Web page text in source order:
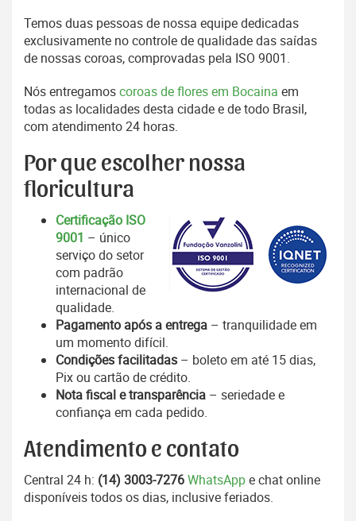
Temos duas pessoas de nossa equipe dedicadas
exclusivamente no controle de qualidade das saídas
de nossas coroas, comprovadas pela ISO 9001.
Nós entregamoscoroas de flores em Bocaina em
todas as localidades desta cidade e de todo Brasil,
com atendimento 24 horas.
Por que escolher nossa
floricultura
Certificação ISO
9001 – único
serviço do setor
com padrão
internacional de
qualidade.
Pagamento após a entrega – tranquilidade em
um momento difícil.
Condições facilitadas – boleto em até 15 dias,
Pix ou cartão de crédito.
Nota fiscal e transparência – seriedade e
confiança em cada pedido.
Atendimento e contato
Central 24 h: (14) 3003-7276WhatsAppe chat online
disponíveis todos os dias, inclusive feriados.